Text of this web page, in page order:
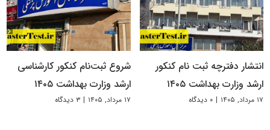
انتشار دفترچه ثبت نام کنکور
ارشد وزارت بهداشت ۱۴۰۵
۱۷ مرداد, ۱۴۰۵ | ۰ دیدگاه
شروع ثبت‌نام کنکور کارشناسی
ارشد وزارت بهداشت ۱۴۰۵
۱۷ مرداد, ۱۴۰۵ | ۳ دیدگاه